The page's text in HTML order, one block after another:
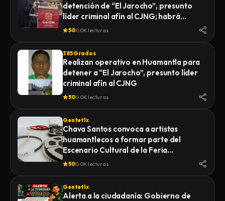
LA FISCALÍA GENERAL DE JUSTICIA DEL
ESTADO (FGJE) INICIÓ UNA CARPETA DE
INVESTIGACIÓN POR EL DELITO DE
HOMICIDIO CALIFICADO EN CONTRA DE
QUIEN O QUIENES RESULTEN
RESPONSABLES
detención de “El Jarocho”, presunto
líder criminal afín al CJNG; habrá
vigilancia 48 horas en Huamantla
500.0K lecturas
385 Grados
Realizan operativo en Huamantla para
detener a “El Jarocho”, presunto líder
criminal afín al CJNG
500.0K lecturas
Gentetlx
Chava Santos convoca a artistas
huamantlecos a formar parte del
Escenario Cultural de la Feria
Internacional del Arte Efímero y la Dalia
500.0K lecturas
Gentetlx
Alerta a la ciudadanía: Gobierno de